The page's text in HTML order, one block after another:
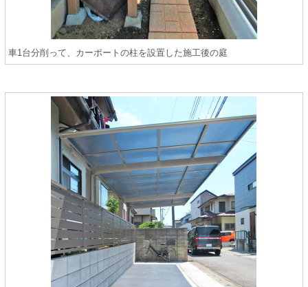
車1台分削って、カーポートの柱を設置した施工後の庭